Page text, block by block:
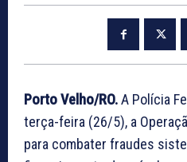
Porto Velho/RO.A Polícia
terça-feira (26/5), a
para combater fraudes